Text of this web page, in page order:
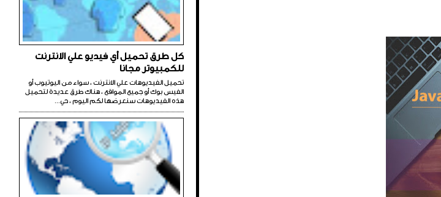
كل طرق تحميل أي فيديو علي الانترنت
للكمبيوتر مجانا
تحميل الفيديوهات علي الانترنت ، سواء من اليوتيوب أو
الفيس بوك أو جميع المواقع ، هناك طرق عديدة لتحميل
هذه الفيديوهات سنعرضها لكم اليوم ، حي...